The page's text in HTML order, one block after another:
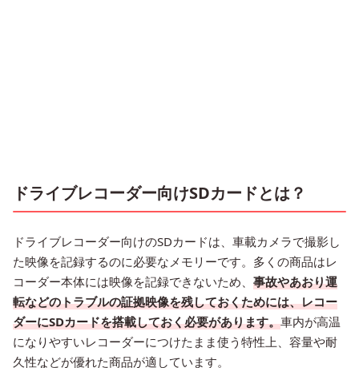
ドライブレコーダー向けSDカードとは？
ドライブレコーダー向けのSDカードは、車載カメラで撮影し
た映像を記録するのに必要なメモリーです。多くの商品はレ
コーダー本体には映像を記録できないため、 事故やあおり運
転などのトラブルの証拠映像を残しておくためには、レコー
ダーにSDカードを搭載しておく必要があります。車内が高温
になりやすいレコーダーにつけたまま使う特性上、容量や耐
久性などが優れた商品が適しています。